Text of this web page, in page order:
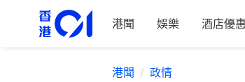
港聞 娛樂 酒店優
港聞 政情